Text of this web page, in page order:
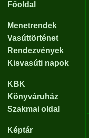
Főoldal
Menetrendek
Vasúttörténet
Rendezvények
Kisvasúti napok
KBK
Könyváruház
Szakmai oldal
Képtár